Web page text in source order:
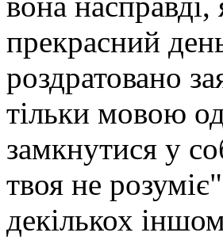
прекрасний
роздратовано
тільки мовою
замкнутися у
твоя не
декількох